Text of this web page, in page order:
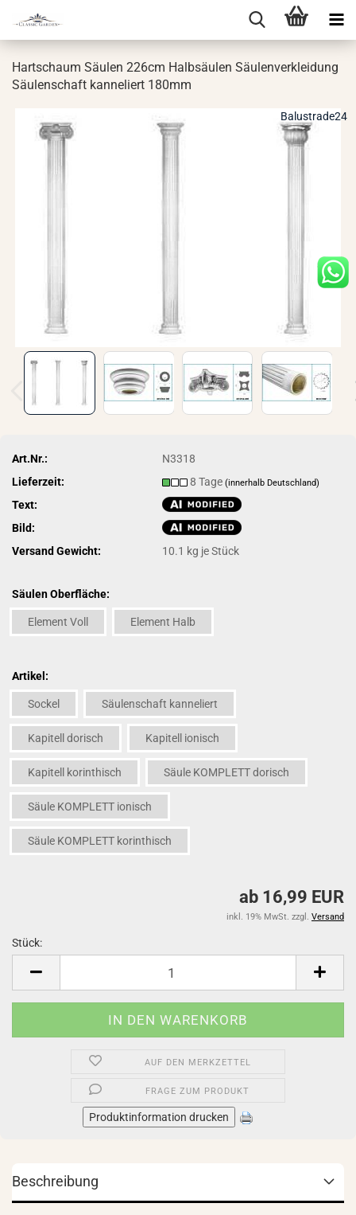
Hart­schaum Säu­len 226cm Halb­säu­len Säu­len­ver­klei­dung
Säu­len­schaft kan­ne­liert 180mm
Balustrade24
Art.Nr.:
N3318
Lieferzeit:
8 Tage(innerhalb Deutschland)
Text:
Bild:
Versand Gewicht:
10.1 kg je Stück
Säulen Oberfläche:
Element Voll Element Halb
Artikel:
Sockel Säulenschaft kanneliert
Kapitell dorisch Kapitell ionisch
Kapitell korinthisch Säule KOMPLETT dorisch
Säule KOMPLETT ionisch
Säule KOMPLETT korinthisch
ab 16,99 EUR
inkl. 19% MwSt. zzgl. Versand
Stück:
AUF DEN MERKZETTEL
FRAGE ZUM PRODUKT
Produktinformation drucken
Beschreibung